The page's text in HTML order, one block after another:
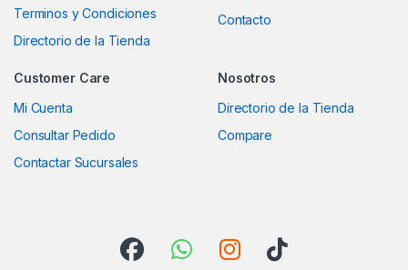
Terminos y Condiciones
Directorio de la Tienda
Contacto
Customer Care
Mi Cuenta
Consultar Pedido
Contactar Sucursales
Nosotros
Directorio de la Tienda
Compare